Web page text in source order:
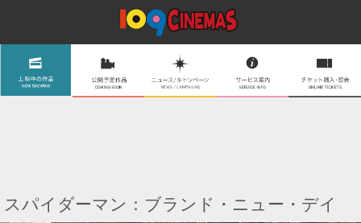
スパイダーマン：ブランド・ニュー・デイ